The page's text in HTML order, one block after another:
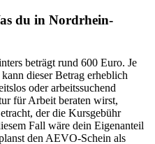
du in Nordrhein-
beträgt rund 600 Euro. Je
dieser Betrag erheblich
oder arbeitssuchend
für Arbeit beraten wirst,
der die Kursgebühr
Fall wäre dein Eigenanteil
den AEVO-Schein als